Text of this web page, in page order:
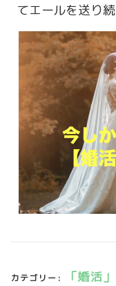
てエールを送り
カテゴリー: 「婚活